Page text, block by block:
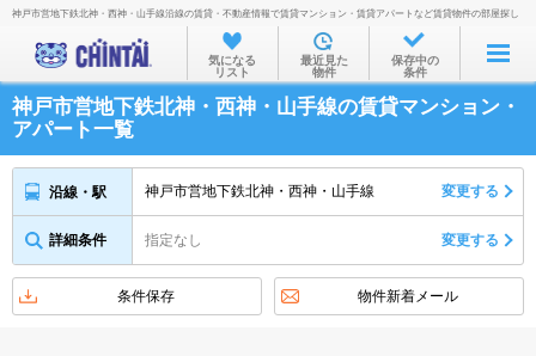
お部屋を探す
沿線・駅から
住所から
家賃相場から
不動産会社から
神戸市営地下鉄北神・西神・山手線沿線の賃貸・不動産情報で賃貸マンション・賃貸アパートなど賃貸物件の部屋探し
気になる
リスト
最近見た
物件
保存中の
条件
神戸市営地下鉄北神・西神・山手線の賃貸マンション・
アパート一覧
沿線・駅 神戸市営地下鉄北神・西神・山手線 変更する
詳細条件 指定なし 変更する
条件保存 物件新着メール